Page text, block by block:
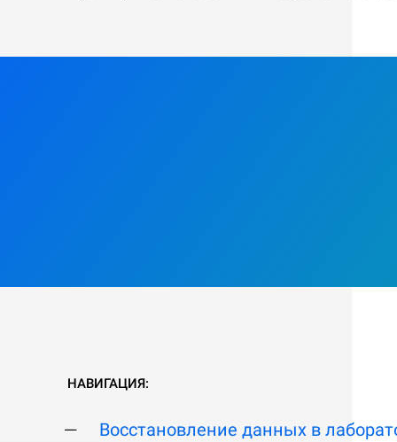
НАВИГАЦИЯ:
Восстановление данных в